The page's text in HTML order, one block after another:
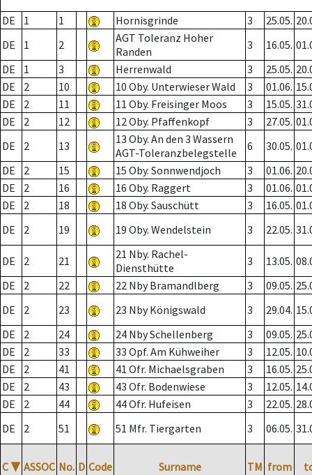
DE 1 1 Hornisgrinde 3 25.05.
DE
1 2
AGT Toleranz Hoher
Randen
3 16.05.
DE
1 3 Herrenwald 3 25.05.
DE
2 10 10 Oby. Unterwieser Wald 3 01.06.
DE
2 11 11 Oby. Freisinger Moos 3 15.05.
DE
2 12 12 Oby. Pfaffenkopf 3 27.05.
DE
2 13
13 Oby. An den 3 Wassern
AGT-Toleranzbelegstelle
6 30.05.
DE
2 15 15 Oby. Sonnwendjoch 3 01.06.
DE
2 16 16 Oby. Raggert 3 01.06.
DE
2 18 18 Oby. Sauschütt 3 16.05.
DE
2 19 19 Oby. Wendelstein 3 22.05.
DE 2 21
21 Nby. Rachel-
Diensthütte
3 13.05.
DE
2 22 22 Nby Bramandlberg 3 09.05.
DE
2 23 23 Nby Königswald 3 29.04.
DE
2 24 24 Nby Schellenberg 3 09.05.
DE
2 33 33 Opf. Am Kühweiher 3 12.05.
DE
2 41 41 Ofr. Michaelsgraben 3 16.05.
DE
2 43 43 Ofr. Bodenwiese 3 12.05.
DE
2 44 44 Ofr. Hufeisen 3 22.05.
DE
2 51 51 Mfr. Tiergarten 3 06.05.
C ▼ ASSOC No. D Code Surname TM from